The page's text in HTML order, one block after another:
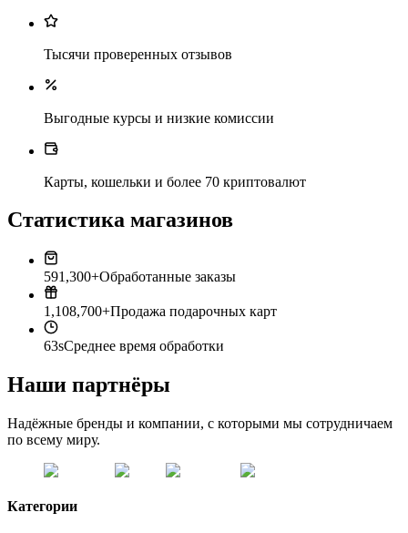
Тысячи проверенных отзывов
Выгодные курсы и низкие комиссии
Карты, кошельки и более 70 криптовалют
Статистика магазинов
591,300+Обработанные заказы
1,108,700+Продажа подарочных карт
63sСреднее время обработки
Наши партнёры
Надёжные бренды и компании, с которыми мы сотрудничаем
по всему миру.
Категории